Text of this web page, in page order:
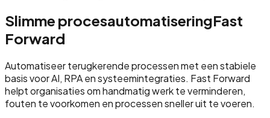
Slimme procesautomatiseringFast
Forward
Automatiseer terugkerende processen met een stabiele
basis voor AI, RPA en systeemintegraties. Fast Forward
helpt organisaties om handmatig werk te verminderen,
fouten te voorkomen en processen sneller uit te voeren.